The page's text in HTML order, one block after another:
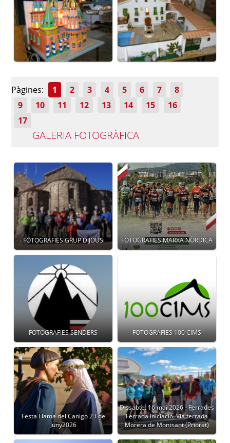
Pàgines: 1 2 3 4 5 6 7
8
9
10 11 12 13 14 15
16
17
GALERIA FOTOGRÀFICA
FOTOGRAFIES GRUP DIJOUS FOTOGRAFIES MARXA NÒRDICA
FOTOGRAFIES SENDERS FOTOGRAFIES 100 CIMS
Festa Flama del Canigo 23 de
Juny2026
Dissabte, 16 mai 2026 - Ferrades
Ferrada iniciació. Via ferrada
Morera de Montsant (Priorat)